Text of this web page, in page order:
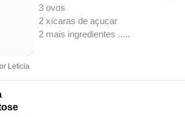
3 ovos
2 xícaras de açucar
2 mais ingredientes .....
Leticia